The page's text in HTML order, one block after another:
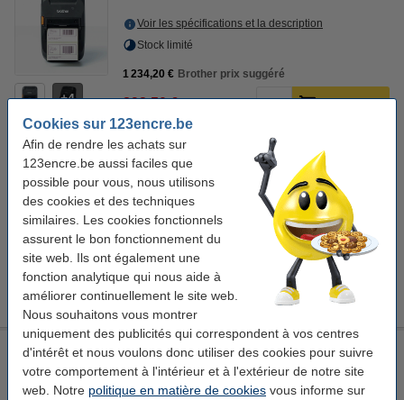
Cookies sur 123encre.be
Afin de rendre les achats sur
123encre.be aussi faciles que
possible pour vous, nous utilisons
des cookies et des techniques
similaires. Les cookies fonctionnels
assurent le bon fonctionnement du
site web. Ils ont également une
fonction analytique qui nous aide à
améliorer continuellement le site web.
Nous souhaitons vous montrer
uniquement des publicités qui correspondent à vos centres
d'intérêt et nous voulons donc utiliser des cookies pour suivre
votre comportement à l'intérieur et à l'extérieur de notre site
web. Notre politique en matière de cookies vous informe sur
4
Voir les spécifications et la description
Stock limité
1 234,20 € Brother prix suggéré
892,50 €
Bon plan : commandez également
123encre rouleau de caisse enregistreuse 80x80x12
thermo (5 pièces) - blanc
9,95 €
123encre rouleau de caisse enregistreuse 57x47x12
thermo (5 pièces) - blanc
3,75 €
Découvrez également nos rouleaux de caisse
123encre imprimante de reçus RP-T100 - noir
123encre thermique 125 mm 180 mm